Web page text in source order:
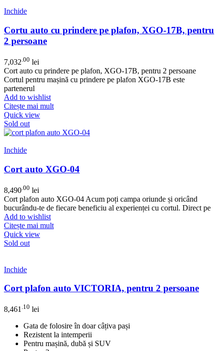
Inchide
Cortu auto cu prindere pe plafon, XGO-17B, pentru
2 persoane
7,032 .00 lei
Cort auto cu prindere pe plafon, XGO-17B, pentru 2 persoane
Cortul pentru mașină cu prindere pe plafon XGO-17B este
partenerul
Add to wishlist
Citește mai mult
Quick view
Sold out
Inchide
Cort auto XGO-04
8,490 .00 lei
Cort plafon auto XGO-04 Acum poți campa oriunde și oricând
bucurându-te de fiecare beneficiu al experienței cu cortul. Direct pe
Add to wishlist
Citește mai mult
Quick view
Sold out
Inchide
Cort plafon auto VICTORIA, pentru 2 persoane
8,461.10 lei
Gata de folosire în doar câțiva pași
Rezistent la intemperii
Pentru mașină, dubă și SUV